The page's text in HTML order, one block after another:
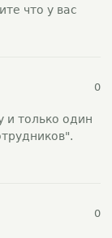
что у вас
0
и только один
0